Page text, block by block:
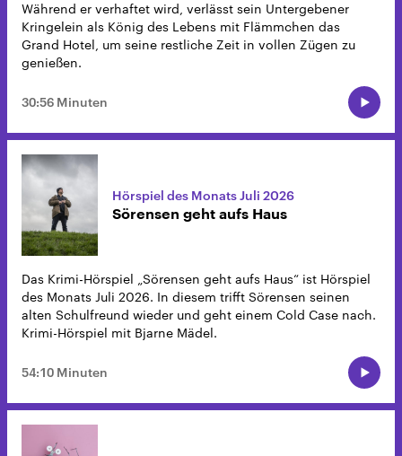
Während er verhaftet wird, verlässt sein Untergebener
Kringelein als König des Lebens mit Flämmchen das
Grand Hotel, um seine restliche Zeit in vollen Zügen zu
genießen.
30:56 Minuten
Hörspiel des Monats Juli 2026
Sörensen geht aufs Haus
Das Krimi-Hörspiel „Sörensen geht aufs Haus“ ist Hörspiel
des Monats Juli 2026. In diesem trifft Sörensen seinen
alten Schulfreund wieder und geht einem Cold Case nach.
Krimi-Hörspiel mit Bjarne Mädel.
54:10 Minuten